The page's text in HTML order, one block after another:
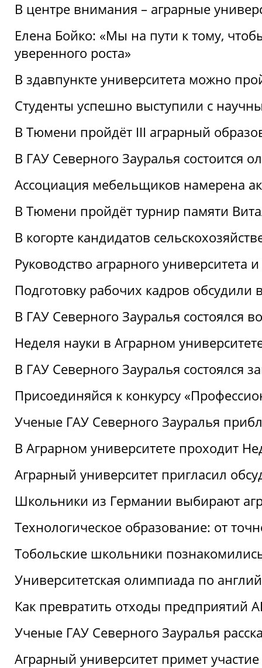
В центре внимания – аграрные
Елена Бойко: «Мы на пути к тому,
уверенного роста»
В здавпункте университета можно
Студенты успешно выступили с
В Тюмени пройдёт III аграрный
В ГАУ Северного Зауралья состоится
Ассоциация мебельщиков намерена
В Тюмени пройдёт турнир памяти
В когорте кандидатов
Руководство аграрного
Подготовку рабочих кадров
В ГАУ Северного Зауралья состоялся
Неделя науки в Аграрном
В ГАУ Северного Зауралья
Присоединяйся к конкурсу
Ученые ГАУ Северного Зауралья
В Аграрном университете проходит
Аграрный университет пригласил
Школьники из Германии выбирают
Технологическое образование: от
Тобольские школьники
Университетская олимпиада по
Как превратить отходы предприятий
Ученые ГАУ Северного Зауралья
Аграрный университет примет